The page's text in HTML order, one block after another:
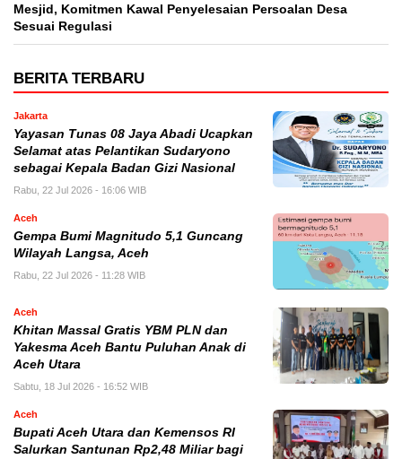
Mesjid, Komitmen Kawal Penyelesaian Persoalan Desa
Sesuai Regulasi
BERITA TERBARU
Jakarta
Yayasan Tunas 08 Jaya Abadi Ucapkan
Selamat atas Pelantikan Sudaryono
sebagai Kepala Badan Gizi Nasional
Rabu, 22 Jul 2026 - 16:06 WIB
Aceh
Gempa Bumi Magnitudo 5,1 Guncang
Wilayah Langsa, Aceh
Rabu, 22 Jul 2026 - 11:28 WIB
Aceh
Khitan Massal Gratis YBM PLN dan
Yakesma Aceh Bantu Puluhan Anak di
Aceh Utara
Sabtu, 18 Jul 2026 - 16:52 WIB
Aceh
Bupati Aceh Utara dan Kemensos RI
Salurkan Santunan Rp2,48 Miliar bagi